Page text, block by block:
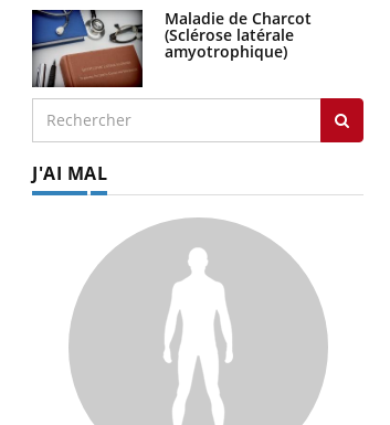
Maladie de Charcot
(Sclérose latérale
amyotrophique)
J'AI MAL